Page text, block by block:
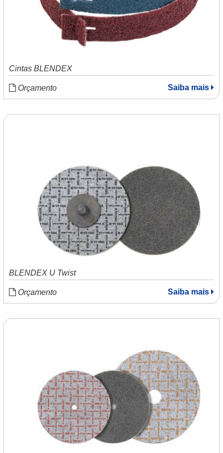
Cintas BLENDEX
Orçamento Saiba mais
BLENDEX U Twist
Orçamento Saiba mais